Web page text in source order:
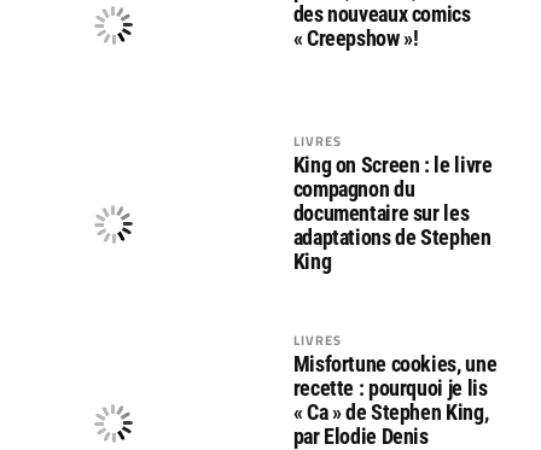
des nouveaux comics
« Creepshow »!
LIVRES
King on Screen : le livre
compagnon du
documentaire sur les
adaptations de Stephen
King
LIVRES
Misfortune cookies, une
recette : pourquoi je lis
« Ca » de Stephen King,
par Elodie Denis